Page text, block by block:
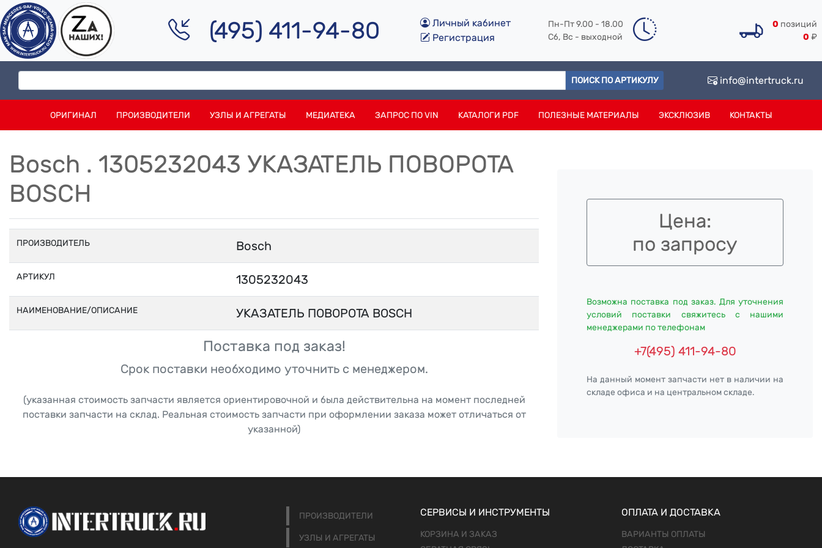
(495) 411-94-80
Личный кабинет
Регистрация
Пн-Пт 9.00 - 18.00
Сб, Вс - выходной
0 позиций
0 ₽
ПОИСК ПО АРТИКУЛУ info@intertruck.ru
ОРИГИНАЛ ПРОИЗВОДИТЕЛИ УЗЛЫ И АГРЕГАТЫ МЕДИАТЕКА ЗАПРОС ПО VIN КАТАЛОГИ PDF ПОЛЕЗНЫЕ МАТЕРИАЛЫ ЭКСКЛЮЗИВ КОНТАКТЫ
Bosch . 1305232043 УКАЗАТЕЛЬ ПОВОРОТА
BOSCH
ПРОИЗВОДИТЕЛЬ Bosch
АРТИКУЛ 1305232043
НАИМЕНОВАНИЕ/ОПИСАНИЕ УКАЗАТЕЛЬ ПОВОРОТА BOSCH
Поставка под заказ!
Срок поставки необходимо уточнить с менеджером.
(указанная стоимость запчасти является ориентировочной и была действительна на момент последней
поставки запчасти на склад. Реальная стоимость запчасти при оформлении заказа может отличаться от
указанной)
Цена:
по запросу
Возможна поставка под заказ. Для уточнения
условий поставки свяжитесь с нашими
менеджерами по телефонам
+7(495) 411-94-80
На данный момент запчасти нет в наличии на
складе офиса и на центральном складе.
ПРОИЗВОДИТЕЛИ
УЗЛЫ И АГРЕГАТЫ
СЕРВИСЫ И ИНСТРУМЕНТЫ
КОРЗИНА И ЗАКАЗ
ОПЛАТА И ДОСТАВКА
ВАРИАНТЫ ОПЛАТЫ